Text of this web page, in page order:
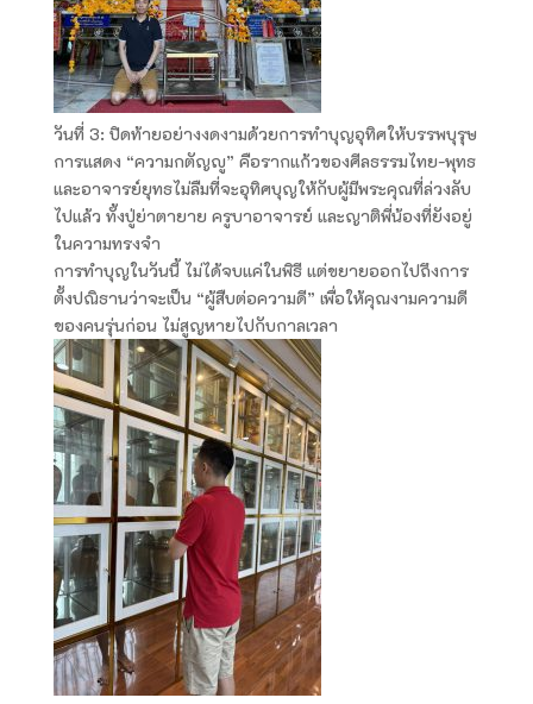
วันที่ 3: ปิดท้ายอย่างงดงามด้วยการทำบุญอุทิศให้บรรพบุรุษ
การแสดง “ความกตัญญู” คือรากแก้วของศีลธรรมไทย-พุทธ
และอาจารย์ยุทธไม่ลืมที่จะอุทิศบุญให้กับผู้มีพระคุณที่ล่วงลับ
ไปแล้ว ทั้งปู่ย่าตายาย ครูบาอาจารย์ และญาติพี่น้องที่ยังอยู่
ในความทรงจำ
การทำบุญในวันนี้ ไม่ได้จบแค่ในพิธี แต่ขยายออกไปถึงการ
ตั้งปณิธานว่าจะเป็น “ผู้สืบต่อความดี” เพื่อให้คุณงามความดี
ของคนรุ่นก่อน ไม่สูญหายไปกับกาลเวลา